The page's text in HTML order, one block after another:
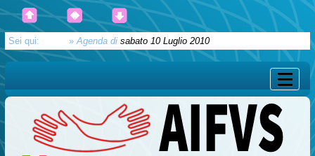
Sei qui: »Agenda di sabato 10 Luglio 2010